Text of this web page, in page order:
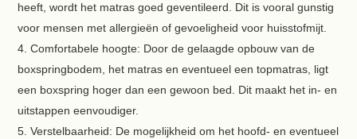
heeft, wordt het matras goed geventileerd. Dit is vooral gunstig
voor mensen met allergieën of gevoeligheid voor huisstofmijt.
Comfortabele hoogte: Door de gelaagde opbouw van de
boxspringbodem, het matras en eventueel een topmatras, ligt
een boxspring hoger dan een gewoon bed. Dit maakt het in- en
uitstappen eenvoudiger.
Verstelbaarheid: De mogelijkheid om het hoofd- en eventueel